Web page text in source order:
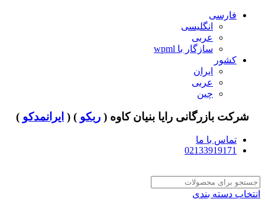
فارسی
انگلیسی
عربی
سازگار با wpml
کشور
ایران
عربی
چین
شرکت بازرگانی رایا بنیان کاوه ( ربکو ) ( ایرانمدکو )
تماس با ما
02133919171
انتخاب دسته بندی